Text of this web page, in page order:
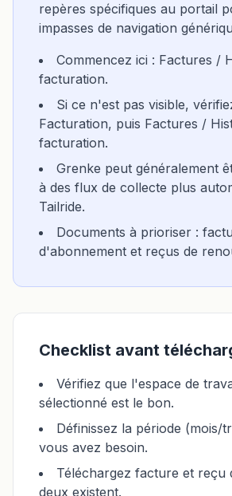
repères spécifiques au portail
impasses de navigation
Commencez ici : Factures /
facturation.
Si ce n'est pas visible,
Facturation, puis Factures /
facturation.
Grenke peut généralement
à des flux de collecte plus
Tailride.
Documents à prioriser :
d'abonnement et reçus de
Checklist avant
Vérifiez que l'espace de
sélectionné est le bon.
Définissez la période (mois/
vous avez besoin.
Téléchargez facture et reçu
deux existent.